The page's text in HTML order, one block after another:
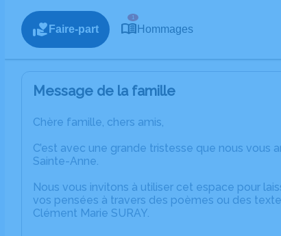
Faire-part
1
Hommages
Message de la famille
Chère famille, chers amis,
C’est avec une grande tristesse que nous vous
Sainte-Anne.
Nous vous invitons à utiliser cet espace pour
vos pensées à travers des poèmes ou des
Clément Marie SURAY.